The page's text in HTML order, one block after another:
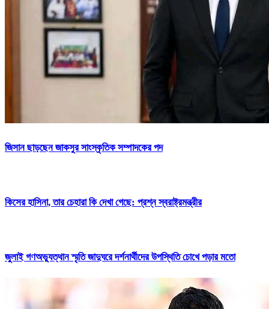
জিসান ছাড়ছেন জাকসুর সাংস্কৃতিক সম্পাদকের পদ
কিসের হাসিনা, তার চেহারা কি দেখা গেছে: প্রশ্ন স্বরাষ্ট্রমন্ত্রীর
জুলাই গণঅভ্যুত্থান স্মৃতি জাদুঘরে দর্শনার্থীদের উপস্থিতি চোখে পড়ার মতো